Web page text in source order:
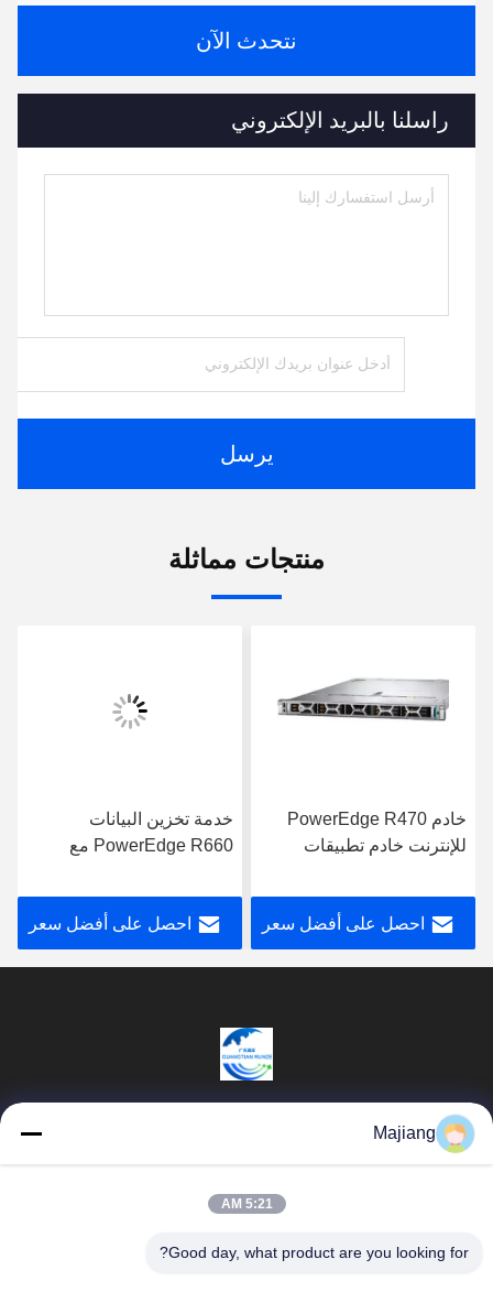
نتحدث الآن
راسلنا بالبريد الإلكتروني
يرسل
منتجات مماثلة
خادم PowerEdge R470
للإنترنت خادم تطبيقات
احصل على أفضل سعر
خدمة تخزين البيانات
PowerEdge R660 مع
الأعمال
احصل على أفضل سعر
Beijing Guangtian Runze Technology Co.,
خادم Dell GPU majiang@jinmatimes.com
Majiang
5:21 AM
Good day, what product are you looking for?